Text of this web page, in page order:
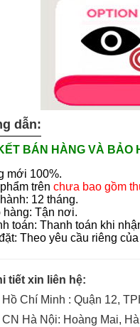
dẫn:
BÁN HÀNG VÀ BẢO
mới 100%.
trên chưa bao gồm
12 tháng.
hàng: Tận nơi.
toán: Thanh toán khi
Theo yêu cầu riêng
tiết xin liên hệ:
Hồ Chí Minh : Quận 12,
CN Hà Nội: Hoàng Mai,